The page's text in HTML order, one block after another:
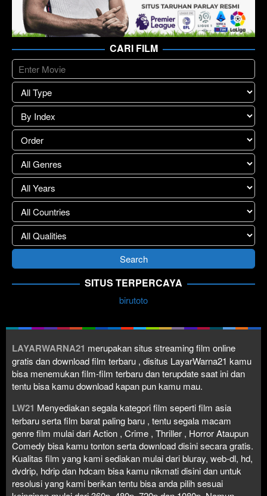
CARI FILM
SITUS TERPERCAYA
birutoto
LAYARWARNA21 merupakan situs streaming film online
gratis dan download film terbaru , disitus LayarWarna21 kamu
bisa menemukan film-film terbaru dan terupdate saat ini dan
tentu bisa kamu download kapan pun kamu mau.
LW21 Menyediakan segala kategori film seperti film asia
terbaru serta film barat paling baru , tentu segala macam
genre film mulai dari Action , Crime , Thriller , Horror Ataupun
Comedy bisa kamu tonton serta download disini secara gratis.
Kualitas film yang kami sediakan mulai dari bluray, web-dl, hd,
dvdrip, hdrip dan hdcam bisa kamu nikmati disini dan untuk
resolusi yang kami berikan tentu bisa anda pilih sesuai